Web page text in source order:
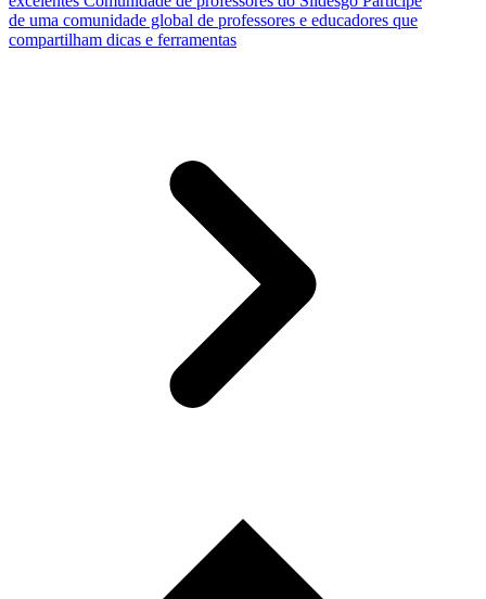
de uma comunidade global de professores e educadores que
compartilham dicas e ferramentas